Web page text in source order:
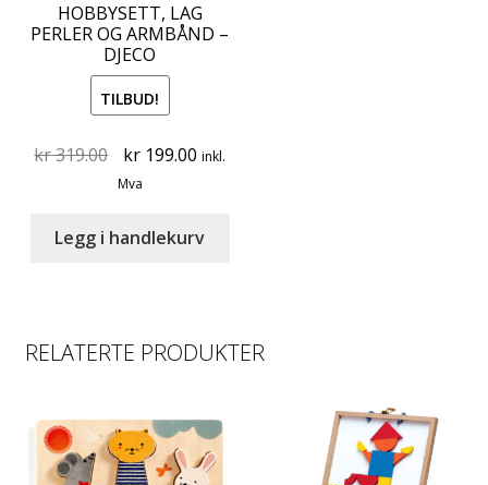
HOBBYSETT, LAG
PERLER OG ARMBÅND –
DJECO
TILBUD!
kr319.00
Original
price
kr 319.00.
kr 199.00 Current
kr 199.00.
inkl.
Mva
Legg i handlekurv
RELATERTE PRODUKTER